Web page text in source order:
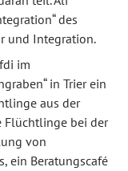
des
und Integration.
im
in Trier ein
aus der
Flüchtlinge bei der
von
ein Beratungscafé